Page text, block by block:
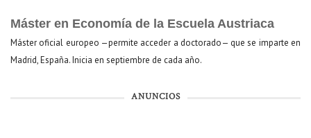
Máster en Economía de la Escuela Austriaca
Máster oficial europeo —permite acceder a doctorado— que se imparte en
Madrid, España. Inicia en septiembre de cada año.
ANUNCIOS